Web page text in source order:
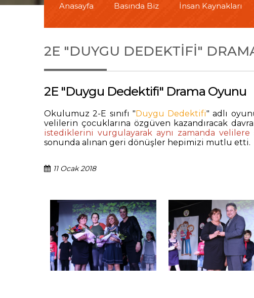
Anasayfa Basında Biz İnsan Kaynakları
2E "DUYGU DEDEKTIFI"
2E "Duygu Dedektifi" Drama Oyunu
Okulumuz 2-E sınıfı "Duygu Dedektifi" adlı
velilerin çocuklarına özgüven kazandıracak
istediklerini vurgulayarak aynı zamanda velilere
sonunda alınan geri dönüşler hepimizi mutlu etti.
11 Ocak 2018